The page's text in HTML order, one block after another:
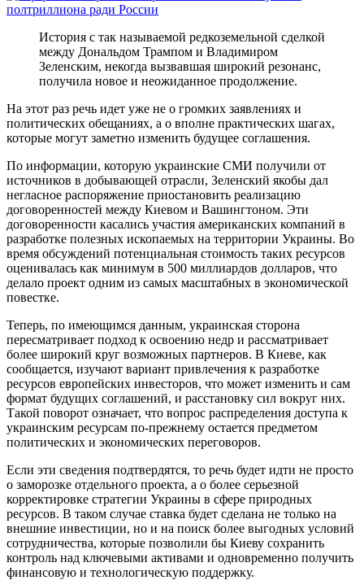
История с так называемой редкоземельной сделкой
между Дональдом Трампом и Владимиром
Зеленским, некогда вызвавшая широкий резонанс,
получила новое и неожиданное продолжение.
На этот раз речь идет уже не о громких заявлениях и
политических обещаниях, а о вполне практических шагах,
которые могут заметно изменить будущее соглашения.
По информации, которую украинские СМИ получили от
источников в добывающей отрасли, Зеленский якобы дал
негласное распоряжение приостановить реализацию
договоренностей между Киевом и Вашингтоном. Эти
договоренности касались участия американских компаний в
разработке полезных ископаемых на территории Украины. Во
время обсуждений потенциальная стоимость таких ресурсов
оценивалась как минимум в 500 миллиардов долларов, что
делало проект одним из самых масштабных в экономической
повестке.
Теперь, по имеющимся данным, украинская сторона
пересматривает подход к освоению недр и рассматривает
более широкий круг возможных партнеров. В Киеве, как
сообщается, изучают вариант привлечения к разработке
ресурсов европейских инвесторов, что может изменить и сам
формат будущих соглашений, и расстановку сил вокруг них.
Такой поворот означает, что вопрос распределения доступа к
украинским ресурсам по-прежнему остается предметом
политических и экономических переговоров.
Если эти сведения подтвердятся, то речь будет идти не просто
о заморозке отдельного проекта, а о более серьезной
корректировке стратегии Украины в сфере природных
ресурсов. В таком случае ставка будет сделана не только на
внешние инвестиции, но и на поиск более выгодных условий
сотрудничества, которые позволили бы Киеву сохранить
контроль над ключевыми активами и одновременно получить
финансовую и технологическую поддержку.